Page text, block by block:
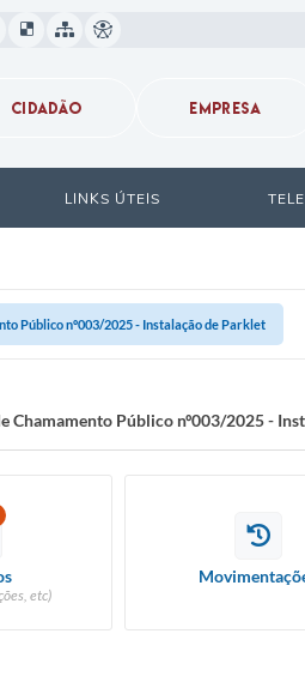
CIDADÃO EMPRESA
LINKS ÚTEIS
Público nº003/2025 - Instalação de Parklet
Chamamento Público nº003/2025 -
etc)